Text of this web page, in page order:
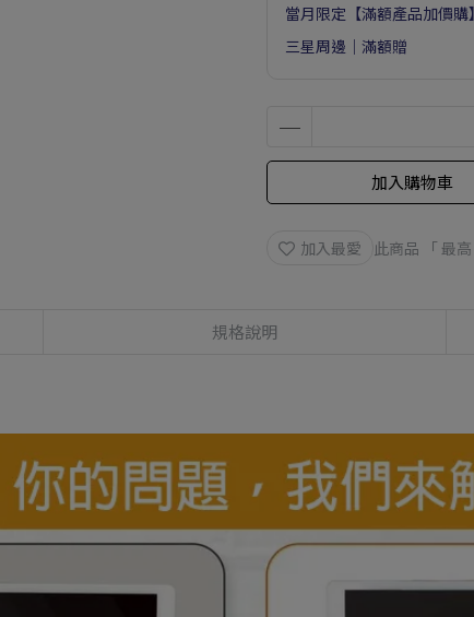
當月限定【滿額產品加價購】
三星周邊｜滿額贈
加入購物車
加入最愛 此商品 「 最
規格說明